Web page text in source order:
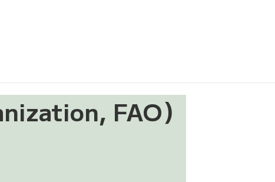
FAO）